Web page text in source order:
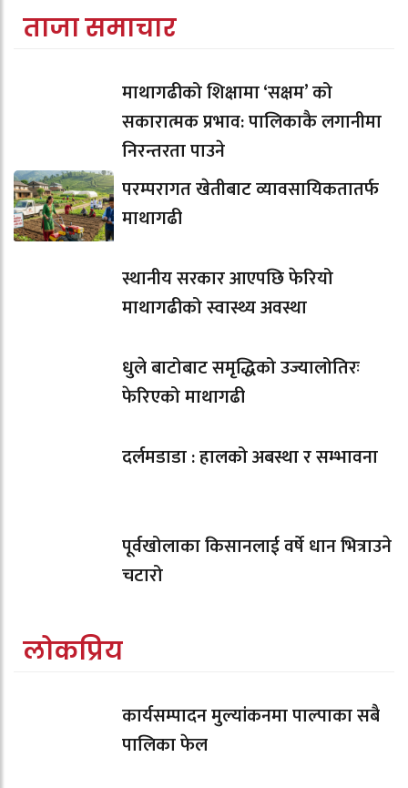
ताजा समाचार
माथागढीको शिक्षामा ‘सक्षम’ को
सकारात्मक प्रभाव: पालिकाकै लगानीमा
निरन्तरता पाउने
परम्परागत खेतीबाट व्यावसायिकतातर्फ
माथागढी
स्थानीय सरकार आएपछि फेरियो
माथागढीको स्वास्थ्य अवस्था
धुले बाटोबाट समृद्धिको उज्यालोतिरः
फेरिएको माथागढी
दर्लमडाडा : हालको अबस्था र सम्भावना
पूर्वखोलाका किसानलाई वर्षे धान भित्राउने
चटारो
लोकप्रिय
कार्यसम्पादन मुल्यांकनमा पाल्पाका सबै
पालिका फेल